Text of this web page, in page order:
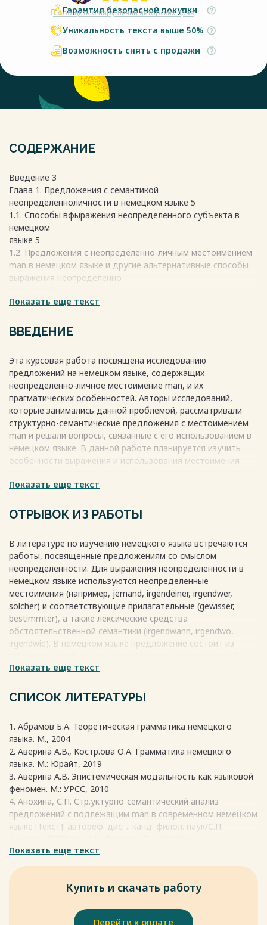
Сообщить о нарушении авторских прав
Гарантия безопасной покупки
Уникальность текста выше 50%
Возможность снять с продажи
СОДЕРЖАНИЕ
Введение 3
Глава 1. Предложения с семантикой
неопределенноличности в немецком языке 5
1.1. Способы вфыражения неопределенного субъекта в
немецком
языке 5
1.2. Предложения с неопределенно-личным местоимением
man в немецком языке и другие альтернативные способы
выражения неопределенно
Глава 2. Структура, семантика и прагматика предложений с
языке 17
Заключение 23
Список электронных источников 27
Весь текст будет доступенпосле покупки
Показать еще текст
ВВЕДЕНИЕ
Эта курсовая работа посвящена исследованию
предложений на немецком языке, содержащих
неопределенно-личное местоимение man, и их
прагматических особенностей. Авторы исследований,
которые занимались данной проблемой, рассматривали
структурно-семантические предложения с местоимением
man и решали вопросы, связанные с его использованием в
немецком языке. В данной работе планируется изучить
особенности выражения и использования местоимения
его участием.
Показать еще текст
ОТРЫВОК ИЗ РАБОТЫ
В литературе по изучению немецкого языка встречаются
работы, посвященные предложениям со смыслом
неопределенности. Для выражения неопределенности в
немецком языке используются неопределенные
местоимения (например, jemand, irgendeiner, irgendwer,
solcher) и соответствующие прилагательные (gewisser,
bestimmter), а также лексические средства
обстоятельственной семантики (irgendwann, irgendwo,
irgendwie). В немецком языке предложение состоит из
русском языке подлежащее и сказуемое могут
грамматики нет.
Весь текст будет доступен после покупки
Показать еще текст
СПИСОК ЛИТЕРАТУРЫ
1. Абрамов Б.А. Теоретическая грамматика немецкого
языка. М., 2004
2. Аверина А.В., Костр.ова О.А. Грамматика немецкого
языка. М.: Юрайт, 2019
3. Аверина А.В. Эпистемическая модальность как языковой
феномен. М.: УРСС, 2010
4. Анохина, С.П. Стр.уктурно-семантический анализ
предложений с подлежащим man в современном немецком
языке [Текст]: автореф. дис. .. канд. филол. наук/С.П.
5. Ахманова О.С. Словарь лингвистических терминов. М.,
2004.
6. Гусева, С.И. Элементы практической грамматики
немецкого языка: Учебное пособие. – Изд. 2-е, перераб. /
Благовещенск: Амурский гос. ун-т, 2012. – 180 с
Показать еще текст
Купить и скачать работу
Перейти к оплате